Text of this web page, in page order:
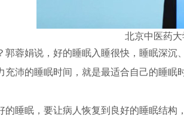
北京中医药
蓉娟说，好的睡眠入睡很快，睡眠深沉
充沛的睡眠时间，就是最适合自己的睡
眠，要让病人恢复到良好的睡眠结构